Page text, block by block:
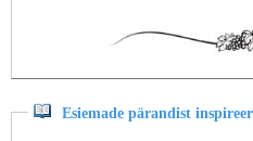
Esiemade pärandist